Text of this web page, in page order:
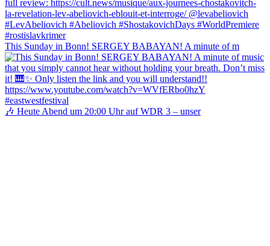
This Sunday in Bonn! SERGEY BABAYAN! A minute of m
🎶 Heute Abend um 20:00 Uhr auf WDR 3 – unser